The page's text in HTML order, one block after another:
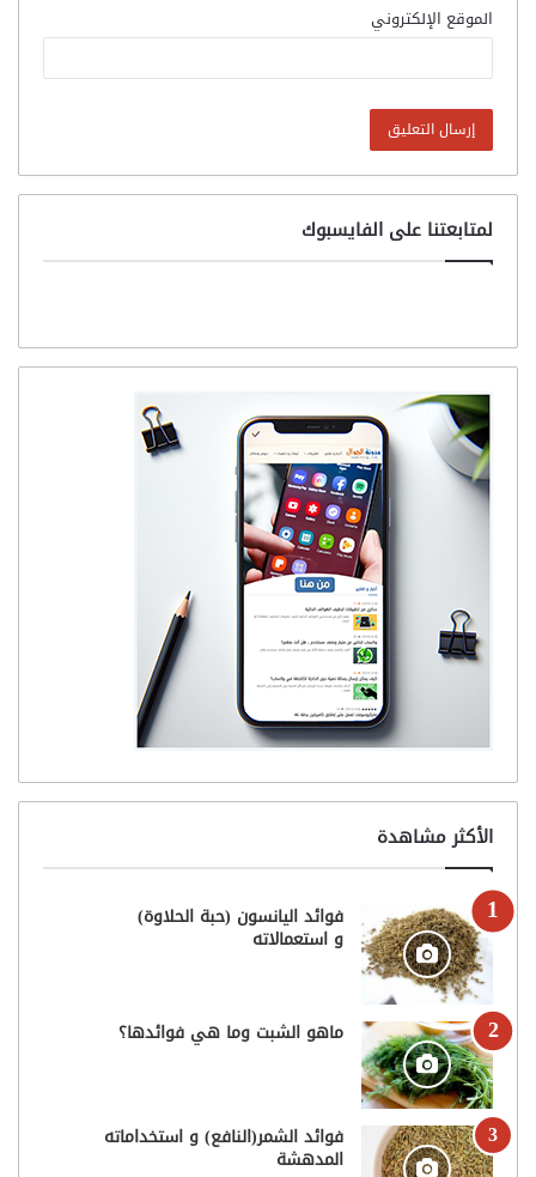
الموقع الإلكتروني
لمتابعتنا على الفايسبوك
الأكثر مشاهدة
فوائد اليانسون (حبة الحلاوة)
و استعمالاته
ماهو الشبت وما هي فوائدها؟
فوائد الشمر(النافع) و استخداماته
المدهشة